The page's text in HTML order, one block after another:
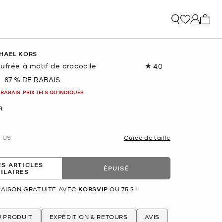
KORS
à motif de crocodile 4.0
page.
87 % DE RABAIS
PRIX TELS QU'INDIQUÉS
US Guide de taille
ARTICLES
ÉPUISÉ
GRATUITE AVEC KORSVIP OU 75 $+
PRODUIT EXPÉDITION & RETOURS AVIS